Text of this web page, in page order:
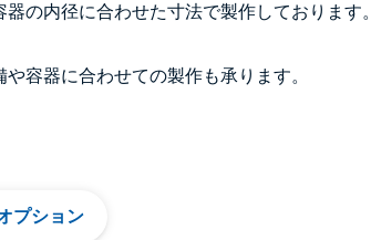
の内径に合わせた寸法で製作しております。
容器に合わせての製作も承ります。
プション